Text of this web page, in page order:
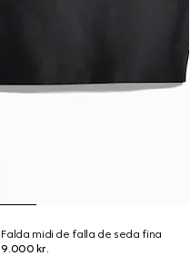
Falda midi de falla de seda fina
9.000 kr.